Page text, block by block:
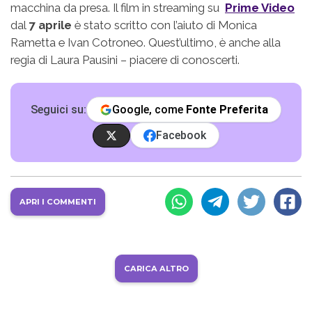
macchina da presa. Il film in streaming su Prime Video
dal 7 aprile è stato scritto con l’aiuto di Monica
Rametta e Ivan Cotroneo. Quest’ultimo, è anche alla
regia di Laura Pausini – piacere di conoscerti.
Seguici su: Google, come Fonte Preferita
Facebook
APRI I COMMENTI
CARICA ALTRO